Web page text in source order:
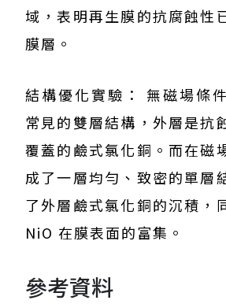
域，表明再生膜的抗腐蝕性
膜層。
結構優化實驗： 無磁場條
常見的雙層結構，外層是抗
覆蓋的鹼式氯化銅。而在磁
成了一層均勻、致密的單層
了外層鹼式氯化銅的沉積，
NiO 在膜表面的富集。
參考資料